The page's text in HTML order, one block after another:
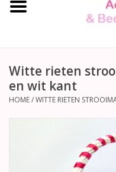
Huwelijksreceptie
Betty Boop Huwelijk
Witte rieten
en wit kant
HOME/WITTE RIETEN